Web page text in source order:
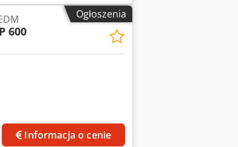
Ogłoszenia
600
Informacja o cenie